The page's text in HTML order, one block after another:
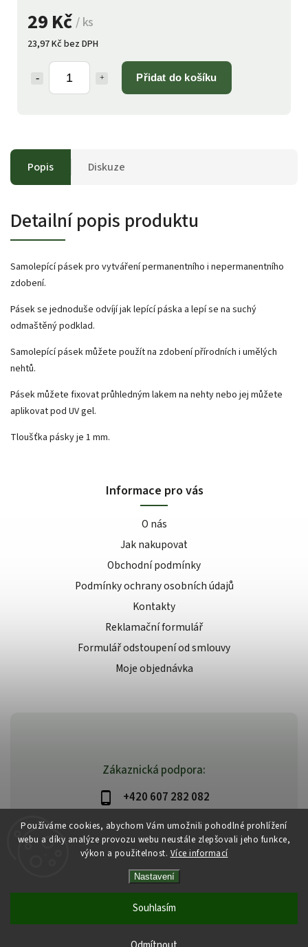
Používáme cookies, abychom Vám umožnili pohodlné prohlížení
webu a díky analýze provozu webu neustále zlepšovali jeho funkce,
výkon a použitelnost. Více informací
Nastavení
Souhlasím
29 Kč/ ks
23,97 Kč bez DPH
Přidat do košíku
Popis Diskuze
Detailní popis produktu
Samolepící pásek pro vytváření permanentního i nepermanentního
zdobení.
Pásek se jednoduše odvíjí jak lepící páska a lepí se na suchý
odmaštěný podklad.
Samolepící pásek můžete použít na zdobení přírodních i umělých
nehtů.
Pásek můžete fixovat průhledným lakem na nehty nebo jej můžete
aplikovat pod UV gel.
Tloušťka pásky je 1 mm.
Zákaznická podpora:
+420 607 282 082
info@beautysystem.cz
Informace pro vás
O nás
Jak nakupovat
Obchodní podmínky
Podmínky ochrany osobních údajů
Kontakty
Reklamační formulář
Formulář odstoupení od smlouvy
Moje objednávka
Beautysystem.cz
VytvořilShoptet | Design